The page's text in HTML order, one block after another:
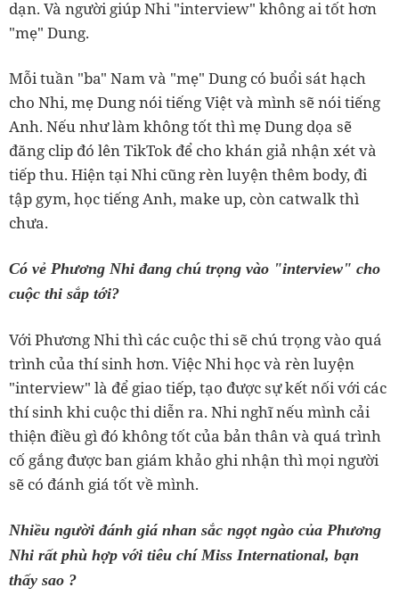
dạn. Và người giúp Nhi "interview" không ai tốt hơn
"mẹ" Dung.
Mỗi tuần "ba" Nam và "mẹ" Dung có buổi sát hạch
cho Nhi, mẹ Dung nói tiếng Việt và mình sẽ nói tiếng
Anh. Nếu như làm không tốt thì mẹ Dung dọa sẽ
đăng clip đó lên TikTok để cho khán giả nhận xét và
tiếp thu. Hiện tại Nhi cũng rèn luyện thêm body, đi
tập gym, học tiếng Anh, make up, còn catwalk thì
chưa.
Có vẻ Phương Nhi đang chú trọng vào "interview" cho
cuộc thi sắp tới?
Với Phương Nhi thì các cuộc thi sẽ chú trọng vào quá
trình của thí sinh hơn. Việc Nhi học và rèn luyện
"interview" là để giao tiếp, tạo được sự kết nối với các
thí sinh khi cuộc thi diễn ra. Nhi nghĩ nếu mình cải
thiện điều gì đó không tốt của bản thân và quá trình
cố gắng được ban giám khảo ghi nhận thì mọi người
sẽ có đánh giá tốt về mình.
Nhiều người đánh giá nhan sắc ngọt ngào của Phương
Nhi rất phù hợp với tiêu chí Miss International, bạn
thấy sao ?